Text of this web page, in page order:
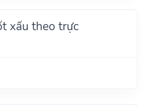
xấu theo trực